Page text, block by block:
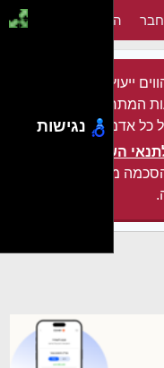
הירשם
ייעוץ מקצועי מכל
המתחשב בצרכיו
כל אדם.
השימוש
מלאה לתנאים
נגישות